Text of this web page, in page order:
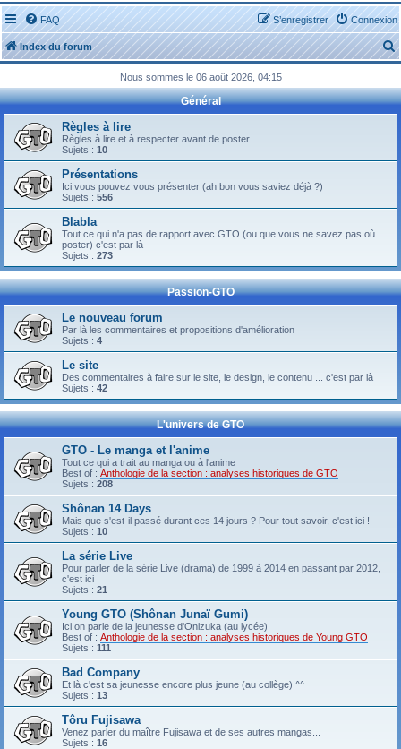
FAQ Connexion
S’enregistrer
Index du forum
e
c
Nous sommes le 06 août 2026, 04:15
Général
Règles à lire
Règles à lire et à respecter avant de poster
Sujets : 10
Présentations
Ici vous pouvez vous présenter (ah bon vous saviez déjà ?)
Sujets : 556
Blabla
Tout ce qui n'a pas de rapport avec GTO (ou que vous ne savez pas où
poster) c'est par là
Sujets : 273
Passion-GTO
Le nouveau forum
Par là les commentaires et propositions d'amélioration
Sujets : 4
Le site
Des commentaires à faire sur le site, le design, le contenu ... c'est par là
Sujets : 42
L'univers de GTO
GTO - Le manga et l'anime
Tout ce qui a trait au manga ou à l'anime
Best of : Anthologie de la section : analyses historiques de GTO
Sujets : 208
Shônan 14 Days
Mais que s'est-il passé durant ces 14 jours ? Pour tout savoir, c'est ici !
Sujets : 10
La série Live
Pour parler de la série Live (drama) de 1999 à 2014 en passant par 2012,
c'est ici
Sujets : 21
Young GTO (Shônan Junaï Gumi)
Ici on parle de la jeunesse d'Onizuka (au lycée)
Best of : Anthologie de la section : analyses historiques de Young GTO
Sujets : 111
Bad Company
Et là c'est sa jeunesse encore plus jeune (au collège) ^^
Sujets : 13
Tôru Fujisawa
Venez parler du maître Fujisawa et de ses autres mangas...
Sujets : 16